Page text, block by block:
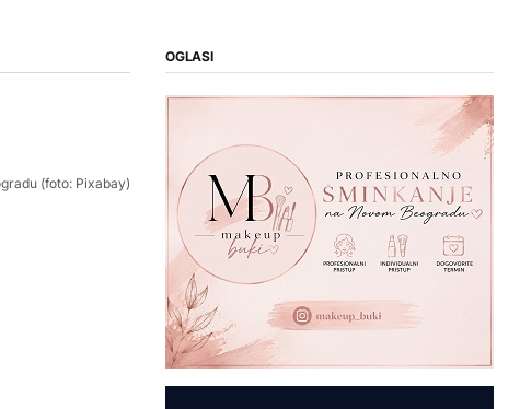
(foto: Pixabay)
OGLASI